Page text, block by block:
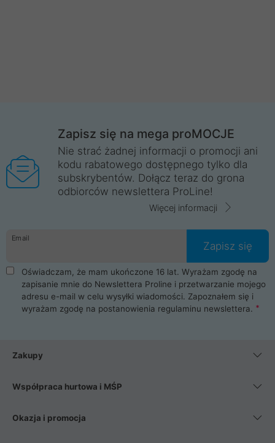
Zapisz się na mega proMOCJE
Nie strać żadnej informacji o promocji ani
kodu rabatowego dostępnego tylko dla
subskrybentów. Dołącz teraz do grona
odbiorców newslettera ProLine!
Więcej informacji
Email
Zapisz się
Oświadczam, że mam ukończone 16 lat. Wyrażam zgodę na
zapisanie mnie do Newslettera Proline i przetwarzanie mojego
adresu e-mail w celu wysyłki wiadomości. Zapoznałem się i
wyrażam zgodę na postanowienia regulaminu newslettera.
Zakupy
Współpraca hurtowa i MŚP
Okazja i promocja